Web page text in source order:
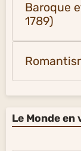
Baroque
1789)
Le Monde en